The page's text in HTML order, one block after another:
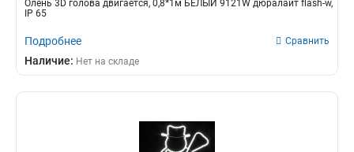
Олень 3D голова двигается, 0,8*1м БЕЛЫЙ 9121W дюралайт flash-w,
IP 65
Подробнее Сравнить
Наличие: Нет на складе